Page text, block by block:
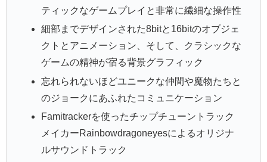
ティックなゲームプレイと非常に繊細な操作性
細部までデザインされた8bitと16bitのオブジェ
クトとアニメーション、そして、クラシックな
ゲームの精神が宿る背景グラフィック
忘れられないほどユニークな仲間や魔物たちと
のジョークにあふれたコミュニケーション
Famitrackerを使ったチップチューントラック
メイカーRainbowdragoneyesによるオリジナ
ルサウンドトラック